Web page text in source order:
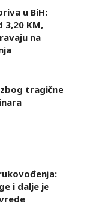
u BiH:
3,20 KM,
na
tragične
i dalje je